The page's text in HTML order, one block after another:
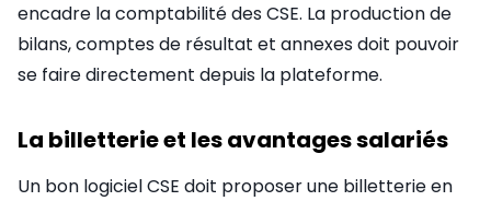
encadre la comptabilité des CSE. La production de
bilans, comptes de résultat et annexes doit pouvoir
se faire directement depuis la plateforme.
La billetterie et les avantages salariés
Un bon logiciel CSE doit proposer une billetterie en